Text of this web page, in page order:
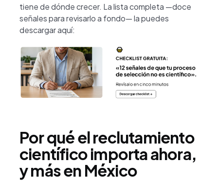
tiene de dónde crecer. La lista completa —doce
señales para revisarlo a fondo— la puedes
descargar aquí:
Por qué el reclutamiento
científico importa ahora,
y más en México